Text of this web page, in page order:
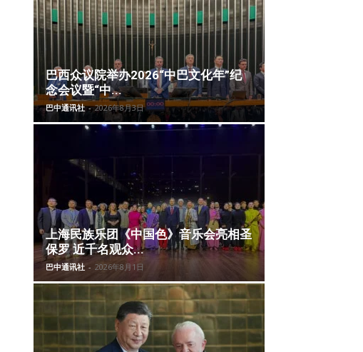
巴西众议院举办2026“中巴文化年”纪
念会议暨“中...
巴中通讯社 - 2026年8月3日
上海民族乐团《中国色》音乐会亮相圣
保罗 近千名观众...
巴中通讯社 - 2026年8月1日